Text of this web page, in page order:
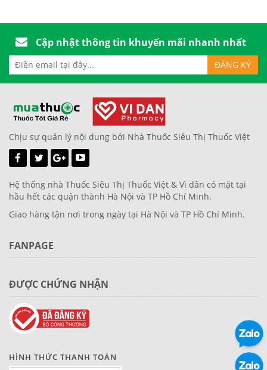
Cập nhật thông tin khuyến mãi nhanh nhất
Chịu sự quản lý nội dung bởi Nhà Thuốc Siêu Thị Thuốc Việt
Hệ thống nhà Thuốc Siêu Thị Thuốc Việt & Vì dân có mặt tại
hầu hết các quận thành Hà Nội và TP Hồ Chí Minh.
Giao hàng tận nơi trong ngày tại Hà Nội và TP Hồ Chí Minh.
FANPAGE
ĐƯỢC CHỨNG NHẬN
HÌNH THỨC THANH TOÁN